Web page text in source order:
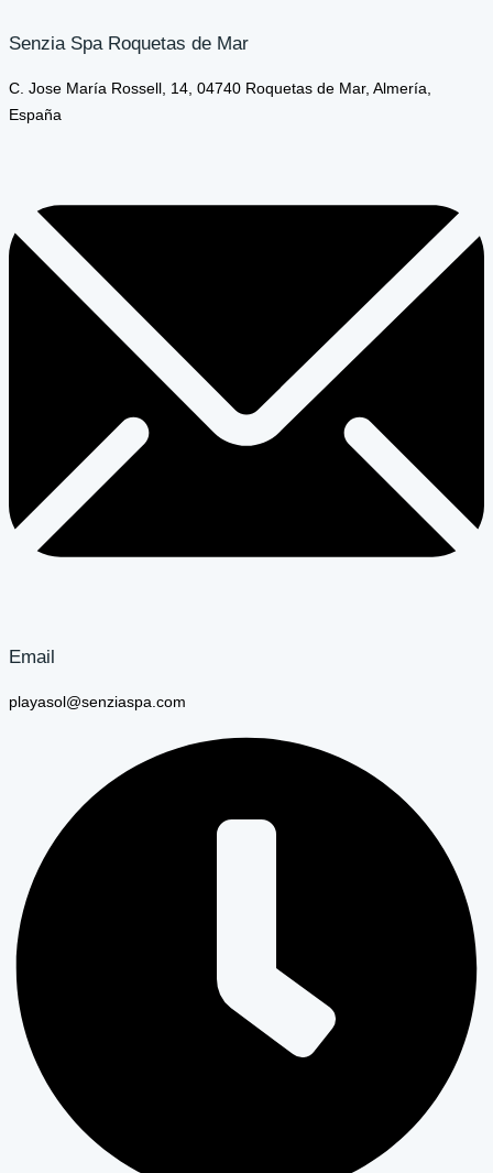
Senzia Spa Roquetas de Mar
C. Jose María Rossell, 14, 04740 Roquetas de Mar, Almería,
España
Email
playasol@senziaspa.com